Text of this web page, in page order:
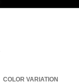
COLOR VARIATION